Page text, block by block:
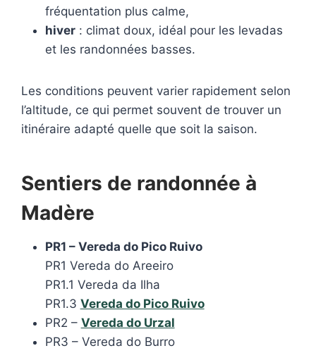
fréquentation plus calme,
hiver: climat doux, idéal pour les levadas
et les randonnées basses.
Les conditions peuvent varier rapidement selon
l’altitude, ce qui permet souvent de trouver un
itinéraire adapté quelle que soit la saison.
Sentiers de randonnée à
Madère
PR1 – Vereda do Pico Ruivo
PR1 Vereda do Areeiro
PR1.1 Vereda da Ilha
PR1.3 Vereda do Pico Ruivo
PR2 – Vereda do Urzal
PR3 – Vereda do Burro